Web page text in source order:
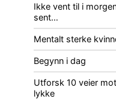
Ikke vent til i
sent…
Mentalt sterke
Begynn i dag
Utforsk 10 veier
lykke